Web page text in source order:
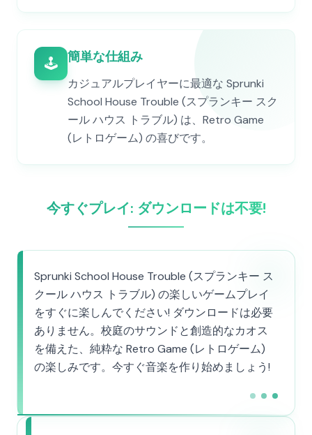
🕹️ 簡単な仕組み
カジュアルプレイヤーに最適な Sprunki
School House Trouble (スプランキー スク
ール ハウス トラブル) は、Retro Game
(レトロゲーム) の喜びです。
今すぐプレイ: ダウンロードは不要!
Sprunki School House Trouble (スプランキー ス
クール ハウス トラブル) の楽しいゲームプレイ
をすぐに楽しんでください! ダウンロードは必要
ありません。校庭のサウンドと創造的なカオス
を備えた、純粋な Retro Game (レトロゲーム)
の楽しみです。今すぐ音楽を作り始めましょう!